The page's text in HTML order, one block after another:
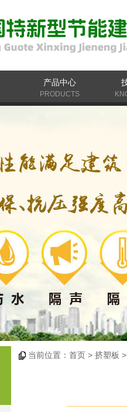
产品中心
PRODUCTS
当前位置： 首页 > 挤塑板